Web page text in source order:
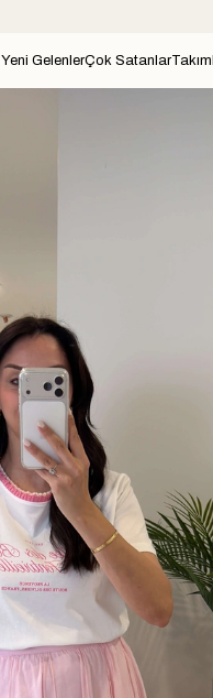
Yeni GelenlerÇok SatanlarTakım